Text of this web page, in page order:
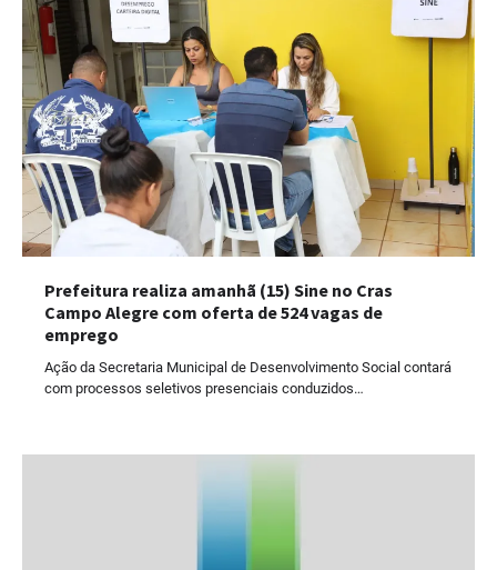
Prefeitura realiza amanhã (15) Sine no Cras
Campo Alegre com oferta de 524 vagas de
emprego
Ação da Secretaria Municipal de Desenvolvimento Social contará
com processos seletivos presenciais conduzidos…